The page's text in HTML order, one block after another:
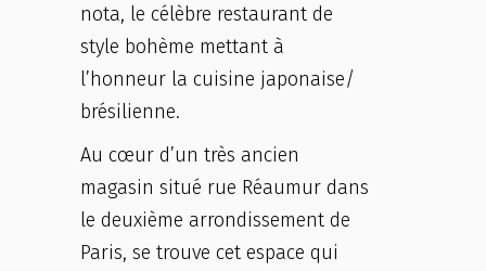
nota, le célèbre restaurant de
style bohème mettant à
l’honneur la cuisine japonaise/
brésilienne.
Au cœur d’un très ancien
magasin situé rue Réaumur dans
le deuxième arrondissement de
Paris, se trouve cet espace qui